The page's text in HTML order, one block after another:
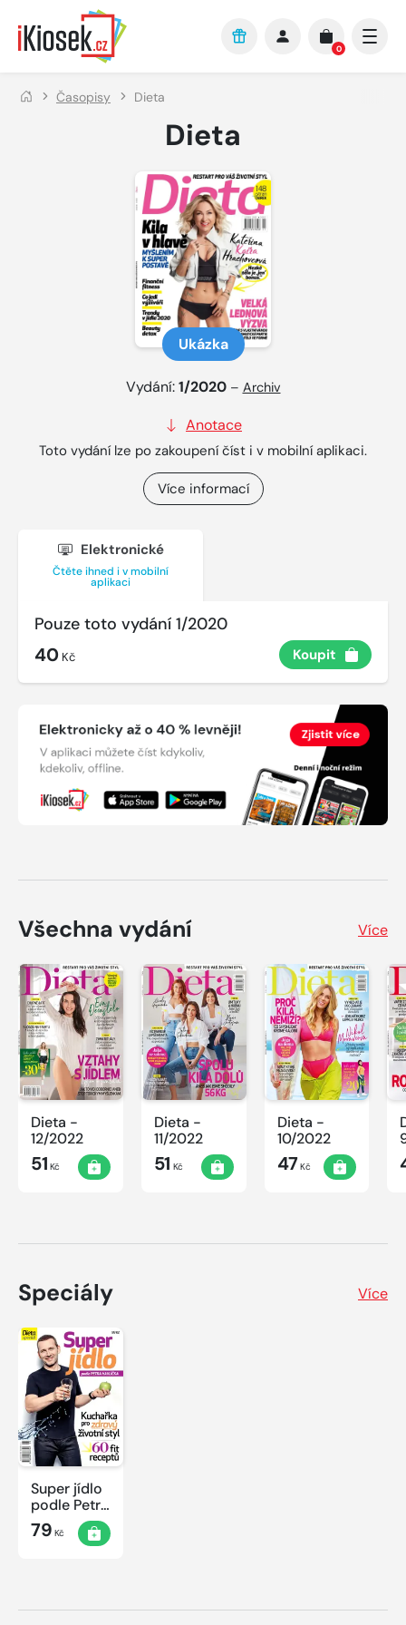
Přejít na hlavní obsah
0
Časopisy Dieta
Dieta
Ukázka
Vydání:1/2020 – Archiv
Anotace
Toto vydání lze po zakoupení číst i v mobilní aplikaci.
Více informací
Elektronické
Čtěte ihned i v mobilní
aplikaci
Pouze toto vydání 1/2020
40 Kč Koupit
Všechna vydání Více
Dieta -
12/2022
51 Kč
Dieta -
11/2022
51 Kč
Dieta -
10/2022
47Kč
Speciály Více
Super jídlo
podle Petra
Havlíčka
79 Kč